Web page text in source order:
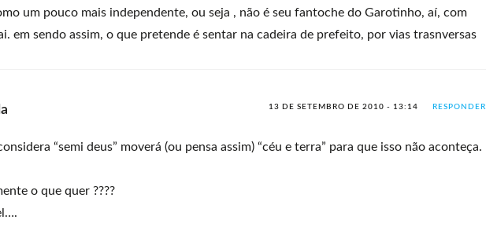
um pouco mais independente, ou seja , não é seu fantoche do Garotinho, aí, com
em sendo assim, o que pretende é sentar na cadeira de prefeito, por vias trasnversas
13 DE SETEMBRO DE 2010 - 13:14 RESPONDER
“semi deus” moverá (ou pensa assim) “céu e terra” para que isso não aconteça.
o que quer ????